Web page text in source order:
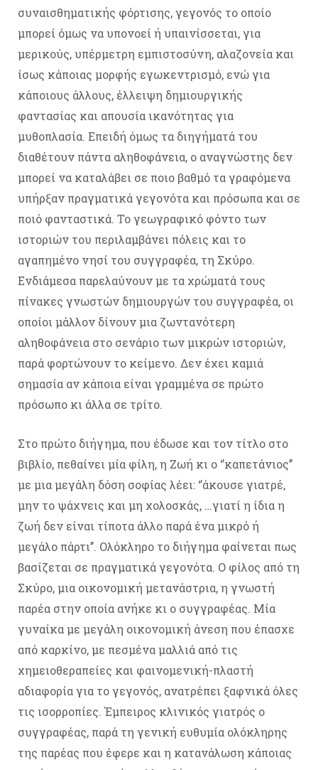
συναισθηματικής φόρτισης, γεγονός το οποίο
μπορεί όμως να υπονοεί ή υπαινίσσεται, για
μερικούς, υπέρμετρη εμπιστοσύνη, αλαζονεία και
ίσως κάποιας μορφής εγωκεντρισμό, ενώ για
κάποιους άλλους, έλλειψη δημιουργικής
φαντασίας και απουσία ικανότητας για
μυθοπλασία. Επειδή όμως τα διηγήματά του
διαθέτουν πάντα αληθοφάνεια, ο αναγνώστης δεν
μπορεί να καταλάβει σε ποιο βαθμό τα γραφόμενα
υπήρξαν πραγματικά γεγονότα και πρόσωπα και σε
ποιό φανταστικά. Το γεωγραφικό φόντο των
ιστοριών του περιλαμβάνει πόλεις και το
αγαπημένο νησί του συγγραφέα, τη Σκύρο.
Ενδιάμεσα παρελαύνουν με τα χρώματά τους
πίνακες γνωστών δημιουργών του συγγραφέα, οι
οποίοι μάλλον δίνουν μια ζωντανότερη
αληθοφάνεια στο σενάριο των μικρών ιστοριών,
παρά φορτώνουν το κείμενο. Δεν έχει καμιά
σημασία αν κάποια είναι γραμμένα σε πρώτο
πρόσωπο κι άλλα σε τρίτο.
Στο πρώτο διήγημα, που έδωσε και τον τίτλο στο
βιβλίο, πεθαίνει μία φίλη, η Ζωή κι ο ‘’καπετάνιος’’
με μια μεγάλη δόση σοφίας λέει: ‘’άκουσε γιατρέ,
μην το ψάχνεις και μη χολοσκάς, …γιατί η ίδια η
ζωή δεν είναι τίποτα άλλο παρά ένα μικρό ή
μεγάλο πάρτι’’. Ολόκληρο το διήγημα φαίνεται πως
βασίζεται σε πραγματικά γεγονότα. Ο φίλος από τη
Σκύρο, μια οικονομική μετανάστρια, η γνωστή
παρέα στην οποία ανήκε κι ο συγγραφέας. Μία
γυναίκα με μεγάλη οικονομική άνεση που έπασχε
από καρκίνο, με πεσμένα μαλλιά από τις
χημειοθεραπείες και φαινομενική-πλαστή
αδιαφορία για το γεγονός, ανατρέπει ξαφνικά όλες
τις ισορροπίες. Έμπειρος κλινικός γιατρός ο
συγγραφέας, παρά τη γενική ευθυμία ολόκληρης
της παρέας που έφερε και η κατανάλωση κάποιας